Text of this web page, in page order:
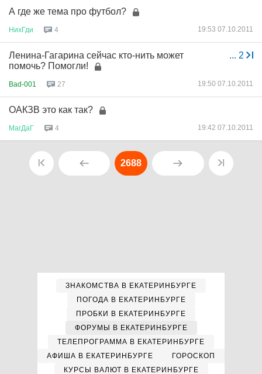
А где же тема про футбол?
НихГди 4 19:53 07.10.2011
... 2
Ленина-Гагарина сейчас кто-нить может
помочь? Помогли!
Bad-001 27 19:50 07.10.2011
ОАКЗВ это как так?
МагДаГ 4 19:42 07.10.2011
2688
ЗНАКОМСТВА В ЕКАТЕРИНБУРГЕ
ПОГОДА В ЕКАТЕРИНБУРГЕ
ПРОБКИ В ЕКАТЕРИНБУРГЕ
ФОРУМЫ В ЕКАТЕРИНБУРГЕ
ТЕЛЕПРОГРАММА В ЕКАТЕРИНБУРГЕ
АФИША В ЕКАТЕРИНБУРГЕ
ГОРОСКОП
КУРСЫ ВАЛЮТ В ЕКАТЕРИНБУРГЕ